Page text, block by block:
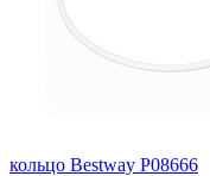
кольцо Bestway P08666